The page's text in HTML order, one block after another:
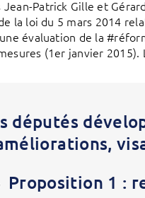
Jean-Patrick Gille et
la loi du 5 mars 2014
évaluation de la
(1er janvier
députés
Proposition 1 :